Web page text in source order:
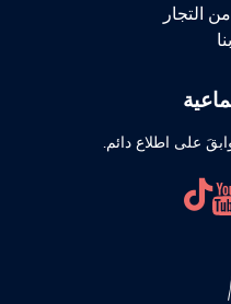
التجار
على اطلاع دائم.